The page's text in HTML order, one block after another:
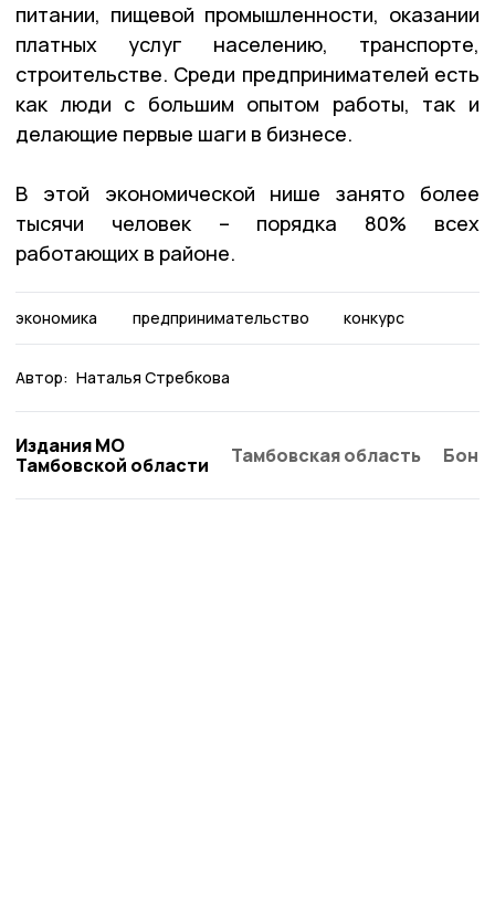
питании, пищевой промышленности, оказании
платных услуг населению, транспорте,
строительстве. Среди предпринимателей есть
как люди с большим опытом работы, так и
делающие первые шаги в бизнесе.
В этой экономической нише занято более
тысячи человек – порядка 80% всех
работающих в районе.
экономика предпринимательство конкурс
Автор: Наталья Стребкова
Издания МО
Тамбовской области
Тамбовская область